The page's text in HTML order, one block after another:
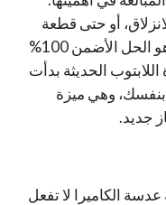
أو حتى قطعة
بسيطة من شريط لاصق غير شفاف، هو الحل الأضمن 100%
الحديثة بدأت
بنفسك، وهي ميزة
جديد.
الكاميرا لا تفعل